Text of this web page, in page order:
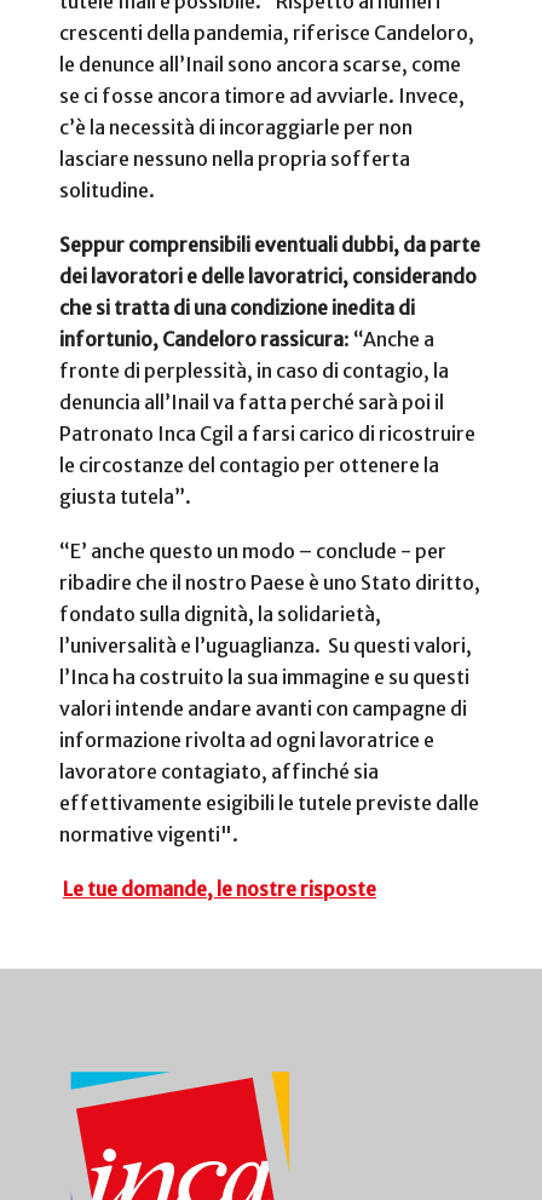
crescenti della pandemia, riferisce Candeloro,
le denunce all’Inail sono ancora scarse, come
se ci fosse ancora timore ad avviarle. Invece,
c’è la necessità di incoraggiarle per non
lasciare nessuno nella propria sofferta
solitudine.
Seppur comprensibili eventuali dubbi, da parte
dei lavoratori e delle lavoratrici, considerando
che si tratta di una condizione inedita di
infortunio, Candeloro rassicura: “Anche a
fronte di perplessità, in caso di contagio, la
denuncia all’Inail va fatta perché sarà poi il
Patronato Inca Cgil a farsi carico di ricostruire
le circostanze del contagio per ottenere la
giusta tutela”.
“E’ anche questo un modo – conclude - per
ribadire che il nostro Paese è uno Stato diritto,
fondato sulla dignità, la solidarietà,
l’universalità e l’uguaglianza. Su questi valori,
l’Inca ha costruito la sua immagine e su questi
valori intende andare avanti con campagne di
informazione rivolta ad ogni lavoratrice e
lavoratore contagiato, affinché sia
effettivamente esigibili le tutele previste dalle
normative vigenti".
Le tue domande, le nostre risposte